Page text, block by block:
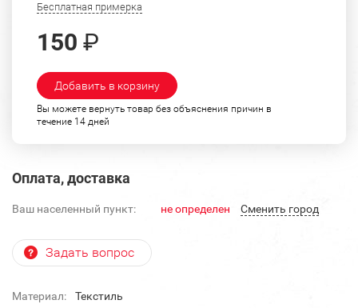
Бесплатная примерка
150 ₽
Добавить в корзину
Вы можете вернуть товар без объяснения причин в
течение 14 дней
Оплата, доставка
Ваш населенный пункт: не определен Cменить город
Задать вопрос
Материал:
Текстиль